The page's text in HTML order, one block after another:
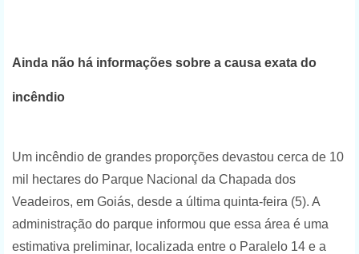
Ainda não há informações sobre a causa exata do
incêndio
Um incêndio de grandes proporções devastou cerca de 10
mil hectares do Parque Nacional da Chapada dos
Veadeiros, em Goiás, desde a última quinta-feira (5). A
administração do parque informou que essa área é uma
estimativa preliminar, localizada entre o Paralelo 14 e a